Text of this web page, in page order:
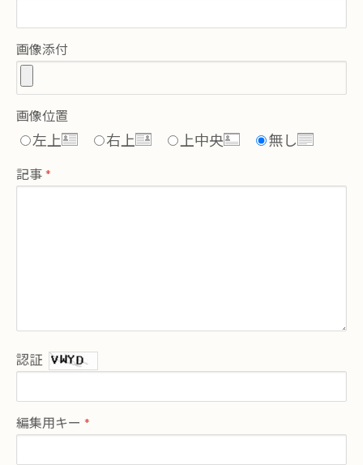
画像添付
画像位置
左上 右上 上中央 無し
記事
認証
編集用キー